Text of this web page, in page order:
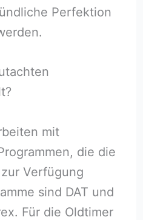
Perfektion
mit
die die
Verfügung
sind DAT und
Für die Oldtimer